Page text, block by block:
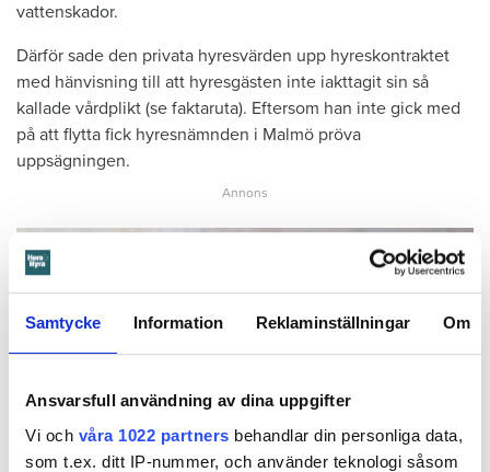
Samtycke Information Reklaminställningar Om
Ansvarsfull användning av dina uppgifter
Vi och våra 1022 partners behandlar din personliga data,
som t.ex. ditt IP-nummer, och använder teknologi såsom
vattenskador.
Därför sade den privata hyresvärden upp hyreskontraktet
med hänvisning till att hyresgästen inte iakttagit sin så
kallade vårdplikt (se faktaruta). Eftersom han inte gick med
på att flytta fick hyresnämnden i Malmö pröva
uppsägningen.